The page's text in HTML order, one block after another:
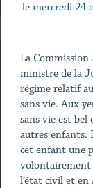
le mercredi 24
La
ministre de la
régime relatif
sans vie. Aux
sans vie est bel
autres enfants.
cet enfant une
volontairement
l’état civil et